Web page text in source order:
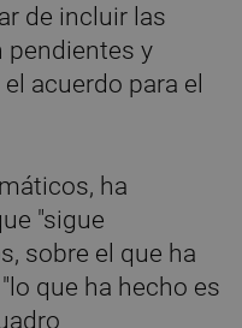
de incluir las
pendientes y
acuerdo para el
ha
"sigue
sobre el que ha
que ha hecho es